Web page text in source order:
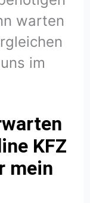
warten
im
KFZ
mein